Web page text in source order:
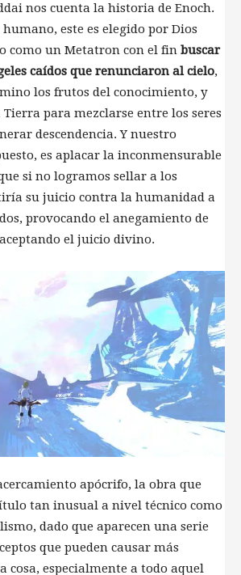
nos cuenta la historia de Enoch.
este es elegido por Dios
como un Metatron con el fin buscar
caídos que renunciaron al cielo,
los frutos del conocimiento, y
Tierra para mezclarse entre los seres
descendencia. Y nuestro
es aplacar la inconmensurable
si no logramos sellar a los
su juicio contra la humanidad a
provocando el anegamiento de
el juicio divino.
apócrifo, la obra que
tan inusual a nivel técnico como
dado que aparecen una serie
que pueden causar más
cosa, especialmente a todo aquel